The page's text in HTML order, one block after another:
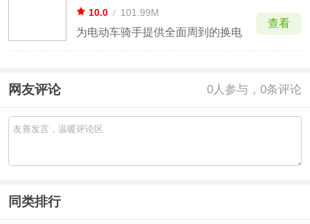
10.0 / 101.99M
为电动车骑手提供全面周到的换电
查看
网友评论 0人参与，0条评论
同类排行